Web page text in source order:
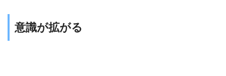
意識が拡がる